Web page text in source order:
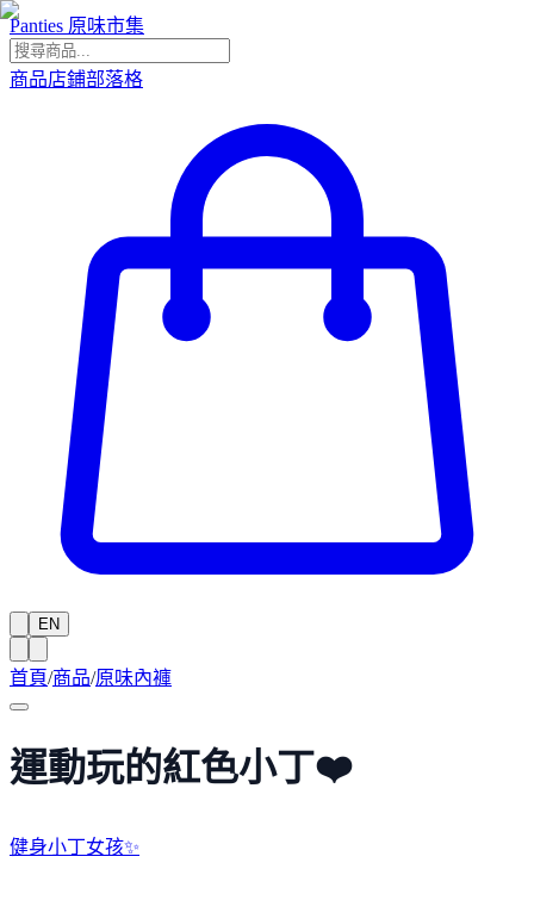
Panties 原味市集
商品店鋪部落格
EN
首頁/商品/原味內褲
運動玩的紅色小丁❤️
健身小丁女孩✨